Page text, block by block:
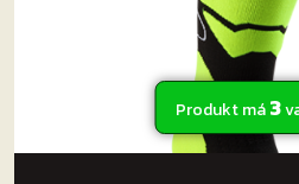
Produkt má3